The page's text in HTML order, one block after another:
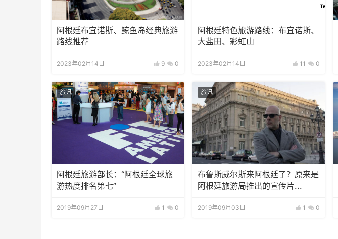
阿根廷布宜诺斯、鲸鱼岛经典旅游
路线推荐
2023年02月14日 9 0
阿根廷特色旅游路线：布宜诺斯、
大盐田、彩虹山
2023年02月14日 11 0
旅讯
阿根廷旅游部长：“阿根廷全球旅
游热度排名第七”
2019年09月27日 1 0
旅讯
布鲁斯威尔斯来阿根廷了？原来是
阿根廷旅游局推出的宣传片...
2019年09月03日 1 0